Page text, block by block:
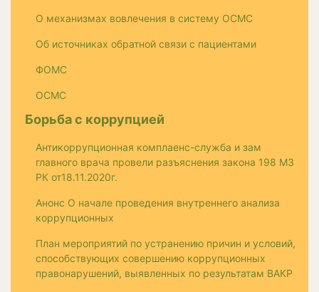
О механизмах вовлечения в систему ОСМС
Об источниках обратной связи с пациентами
ФОМС
ОСМС
Борьба с коррупцией
Антикоррупционная комплаенс-служба и зам
главного врача провели разъяснения закона 198 МЗ
РК от18.11.2020г.
Анонс О начале проведения внутреннего анализа
коррупционных
План мероприятий по устранению причин и условий,
способствующих совершению коррупционных
правонарушений, выявленных по результатам ВАКР